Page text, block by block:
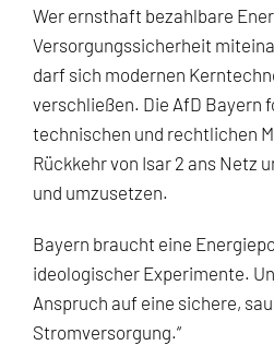
Wer ernsthaft bezahlbare
Versorgungssicherheit
darf sich modernen
verschließen. Die AfD Bayern
technischen und rechtlichen
Rückkehr von Isar 2 ans Netz
und umzusetzen.
Bayern braucht eine
ideologischer Experimente.
Anspruch auf eine sichere,
Stromversorgung.“